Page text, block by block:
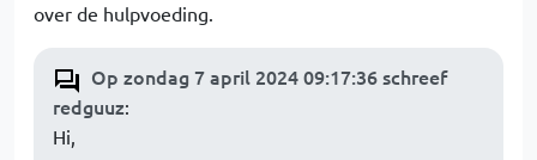
over de hulpvoeding.
Op zondag 7 april 2024 09:17:36 schreef
redguuz:
Hi,